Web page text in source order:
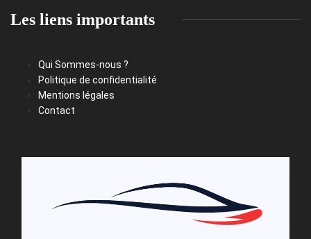
Les liens importants
Qui Sommes-nous ?
Politique de confidentialité
Mentions légales
Contact